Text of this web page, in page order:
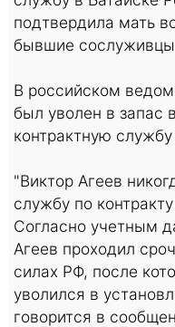
подтвердила мать
бывшие сослуживцы
В российском
был уволен в запас
контрактную
"Виктор Агеев
службу по
Согласно учетным
Агеев проходил
силах РФ, после
уволился в
говорится в